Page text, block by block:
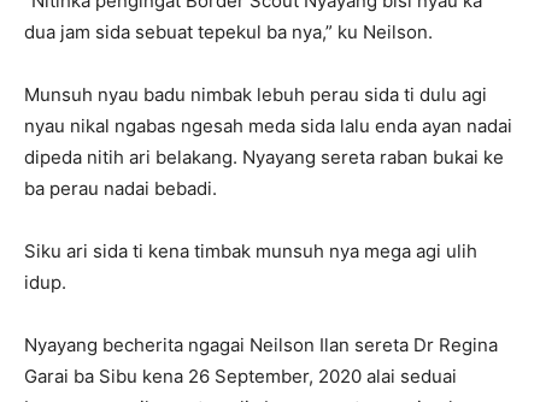
dua jam sida sebuat tepekul ba nya,” ku Neilson.
Munsuh nyau badu nimbak lebuh perau sida ti dulu agi
nyau nikal ngabas ngesah meda sida lalu enda ayan nadai
dipeda nitih ari belakang. Nyayang sereta raban bukai ke
ba perau nadai bebadi.
Siku ari sida ti kena timbak munsuh nya mega agi ulih
idup.
Nyayang becherita ngagai Neilson Ilan sereta Dr Regina
Garai ba Sibu kena 26 September, 2020 alai seduai